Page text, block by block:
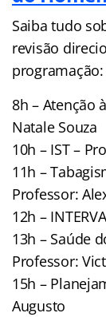
Saiba tudo
revisão
programação:
8h – Atenção
Natale Souza
10h – IST –
11h –
Professor:
12h –
13h – Saúde
Professor:
15h –
Augusto